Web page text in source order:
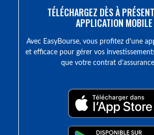
TÉLÉCHARGEZ DÈS À
APPLICATION MOBILE
Avec EasyBourse, vous profitez d’une
et efficace pour gérer vos
que votre contrat